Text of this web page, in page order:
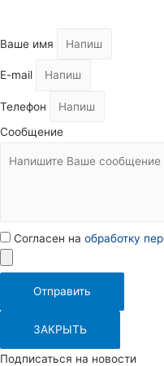
Ваше имя
E-mail
Телефон
Сообщение
Согласен на обработку
Отправить
ЗАКРЫТЬ
Подписаться на новости